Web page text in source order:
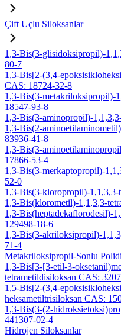
Çift Uçlu Siloksanlar
1,3-Bis(3-glisidoksipropil)-
80-7
1,3-Bis[2-(3,4-
CAS: 18724-32-8
1,3-Bis(3-metakriloksipropil)-
18547-93-8
1,3-Bis(3-aminopropil)-
1,3-Bis(2-
83936-41-8
1,3-Bis(3-
17866-53-4
1,3-Bis(3-merkaptopropil)-
52-0
1,3-Bis(3-kloropropil)-
1,3-Bis(klorometil)-1,1,3,3-
1,3-Bis(heptadekaflorodesil)-
129498-18-6
1,3-Bis(3-akriloksipropil)-
71-4
Metakriloksipropil-Sonlu
1,3-Bis[3-[3-etil-3-
tetrametildisiloksan CAS:
1,5-Bis[2-(3,4-
heksametiltrisiloksan CAS:
1,3-Bis(3-(2-
441307-02-4
Hidrojen Siloksanlar